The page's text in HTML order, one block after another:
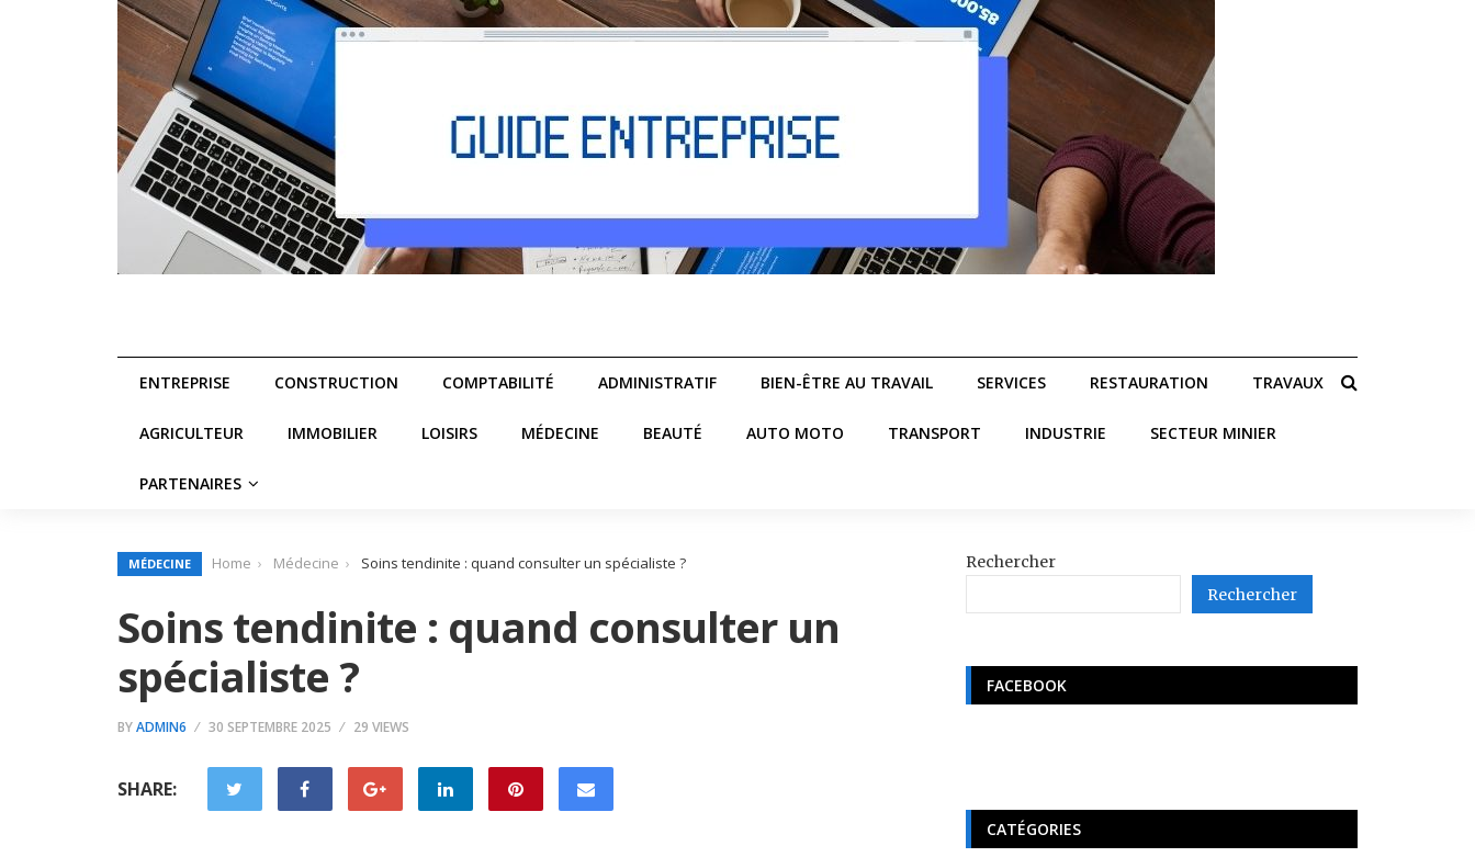
ENTREPRISE CONSTRUCTION COMPTABILITÉ ADMINISTRATIF BIEN-ÊTRE AU TRAVAIL SERVICES RESTAURATION TRAVAUX
AGRICULTEUR IMMOBILIER LOISIRS MÉDECINE BEAUTÉ AUTO MOTO TRANSPORT INDUSTRIE SECTEUR MINIER
PARTENAIRES
MÉDECINE Home Médecine Soins tendinite : quand consulter un spécialiste ?
Soins tendinite : quand consulter un
spécialiste ?
BYADMIN6 30 SEPTEMBRE 2025 29 VIEWS
SHARE:
Rechercher
Rechercher
FACEBOOK
CATÉGORIES